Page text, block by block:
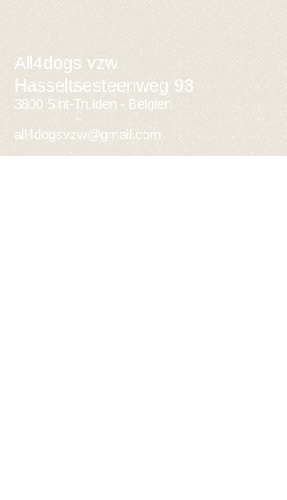
All4dogs vzw
Hasseltsesteenweg 93
3800 Sint-Truiden - Belgien
all4dogsvzw@gmail.com